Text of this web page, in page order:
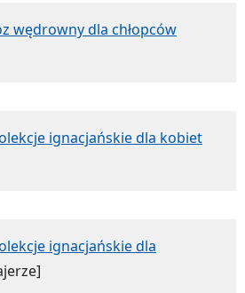
wędrowny dla chłopców
ignacjańskie dla kobiet
ignacjańskie dla